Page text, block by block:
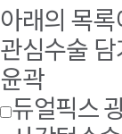
아래의 목
관심수술
윤곽
듀얼픽스